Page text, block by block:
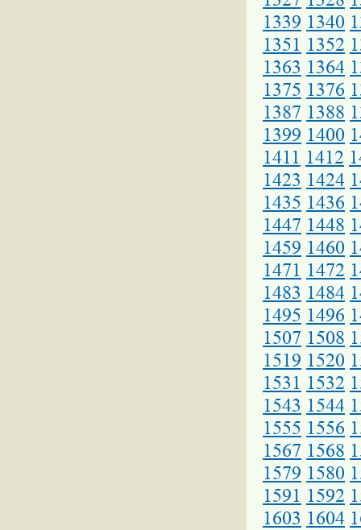
1339 1340
1351 1352
1363 1364
1375 1376
1387 1388
1399 1400
1411 1412
1423 1424
1435 1436
1447 1448
1459 1460
1471 1472
1483 1484
1495 1496
1507 1508
1519 1520
1531 1532
1543 1544
1555 1556
1567 1568
1579 1580
1591 1592
1603 1604